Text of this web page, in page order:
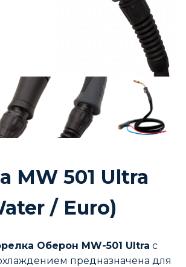
MW 501 Ultra
/ Euro)
Оберон MW-501 Ultra с
предназначена для